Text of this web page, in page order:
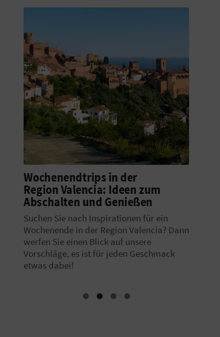
Wochenendtrips in der
Region Valencia: Ideen zum
Abschalten und Genießen
Suchen Sie nach Inspirationen für ein
Wochenende in der Region Valencia? Dann
werfen Sie einen Blick auf unsere
Vorschläge, es ist für jeden Geschmack
etwas dabei!